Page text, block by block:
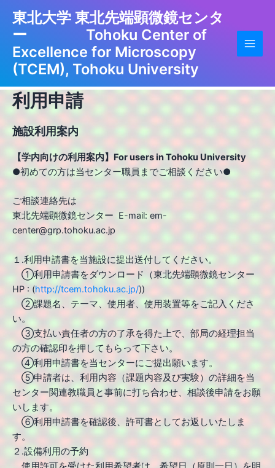
content
東北大学 東北先端顕微鏡センタ
ー Tohoku Center of
Excellence for Microscopy
(TCEM), Tohoku University
Main
利用申請
施設利用案内
【学内向けの利用案内】For users in Tohoku University
●初めての方は当センター職員までご相談ください●
ご相談連絡先は
東北先端顕微鏡センター E-mail: em-
center@grp.tohoku.ac.jp
１.利用申請書を当施設に提出送付してください。
①利用申請書をダウンロード（東北先端顕微鏡センター
HP : (http://tcem.tohoku.ac.jp/))
②課題名、テーマ、使用者、使用装置等をご記入くださ
い。
③支払い責任者の方の了承を得た上で、部局の経理担当
の方の確認印を押してもらって下さい。
④利用申請書を当センターにご提出願います。
⑤申請者は、利用内容（課題内容及び実験）の詳細を当
センター関連教職員と事前に打ち合わせ、相談後申請をお願
いします。
⑥利用申請書を確認後、許可書としてお返しいたしま
す。
２.設備利用の予約